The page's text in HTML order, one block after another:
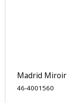
Madrid Miroir
46-4001560